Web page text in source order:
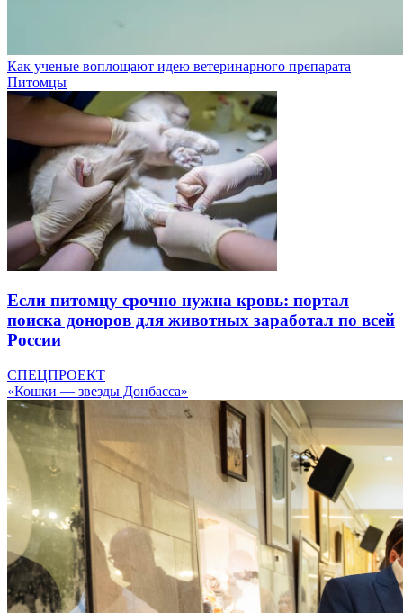
Как ученые воплощают идею ветеринарного препарата
Питомцы
Если питомцу срочно нужна кровь: портал
поиска доноров для животных заработал по всей
России
СПЕЦПРОЕКТ
«Кошки — звезды Донбасса»